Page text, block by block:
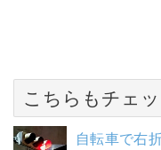
こちらもチェッ
自転車で右